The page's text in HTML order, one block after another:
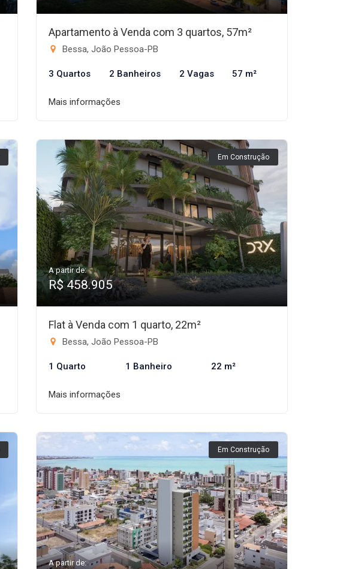
Apartamento à Venda com 3 quartos, 57m²
Bessa, João Pessoa-PB
3 Quartos 2 Banheiros 2 Vagas 57 m²
Mais informações
Em Construção
A partir de:
R$ 458.905
Flat à Venda com 1 quarto, 22m²
Bessa, João Pessoa-PB
1 Quarto 1 Banheiro 22 m²
Mais informações
Em Construção
A partir de: